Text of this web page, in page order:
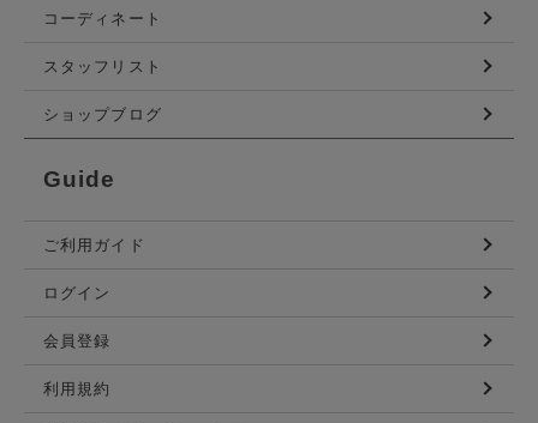
コーディネート
スタッフリスト
ショップブログ
Guide
ご利用ガイド
ログイン
会員登録
利用規約